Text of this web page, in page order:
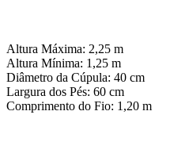
Altura Máxima: 2,25 m
Altura Mínima: 1,25 m
Diâmetro da Cúpula: 40 cm
Largura dos Pés: 60 cm
Comprimento do Fio: 1,20 m